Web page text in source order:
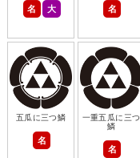
名 大 名
五瓜に三つ鱗
名
一重五瓜に三つ
鱗
名